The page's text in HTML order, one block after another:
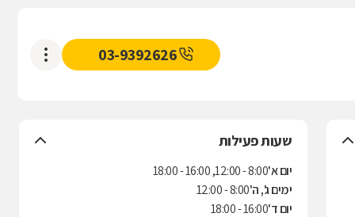
03-9392626
שעות פעילות
יום א'8:00 - 12:00, 16:00 - 18:00
ימים ג', ה'8:00 - 12:00
יום ד'16:00 - 18:00